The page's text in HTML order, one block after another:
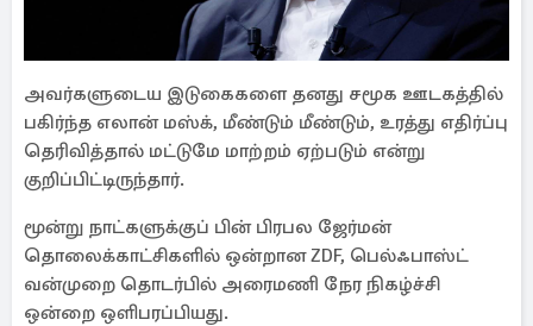
அவர்களுடைய இடுகைகளை தனது சமூக ஊடகத்தில்
பகிர்ந்த எலான் மஸ்க், மீண்டும் மீண்டும், உரத்து எதிர்ப்பு
தெரிவித்தால் மட்டுமே மாற்றம் ஏற்படும் என்று
குறிப்பிட்டிருந்தார்.
மூன்று நாட்களுக்குப் பின் பிரபல ஜேர்மன்
தொலைக்காட்சிகளில் ஒன்றான ZDF, பெல்ஃபாஸ்ட்
வன்முறை தொடர்பில் அரைமணி நேர நிகழ்ச்சி
ஒன்றை ஒளிபரப்பியது.